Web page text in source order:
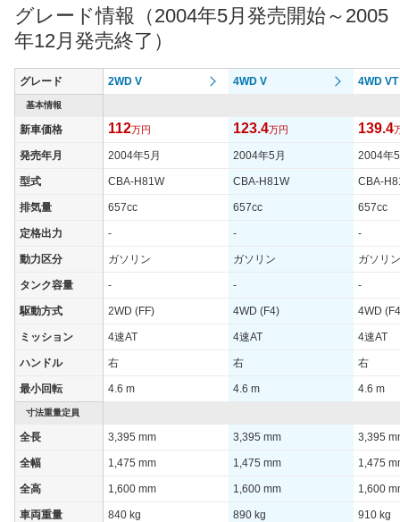
グレード情報（2004年5月発売開始～2005
年12月発売終了）
グレード 2WD V 4WD V 4WD VT
基本情報
新車価格 112万円 123.4万円 139.4
発売年月 2004年5月 2004年5月 2004年
型式 CBA-H81W CBA-H81W CBA-
排気量 657cc 657cc 657cc
定格出力 - - -
動力区分 ガソリン ガソリン ガソリン
タンク容量 - - -
駆動方式 2WD (FF) 4WD (F4) 4WD
ミッション 4速AT 4速AT 4速AT
ハンドル 右 右 右
最小回転 4.6 m 4.6 m 4.6 m
寸法重量定員
全長 3,395 mm 3,395 mm 3,395
全幅 1,475 mm 1,475 mm 1,475
全高 1,600 mm 1,600 mm 1,600
車両重量 840 kg 890 kg 910 kg